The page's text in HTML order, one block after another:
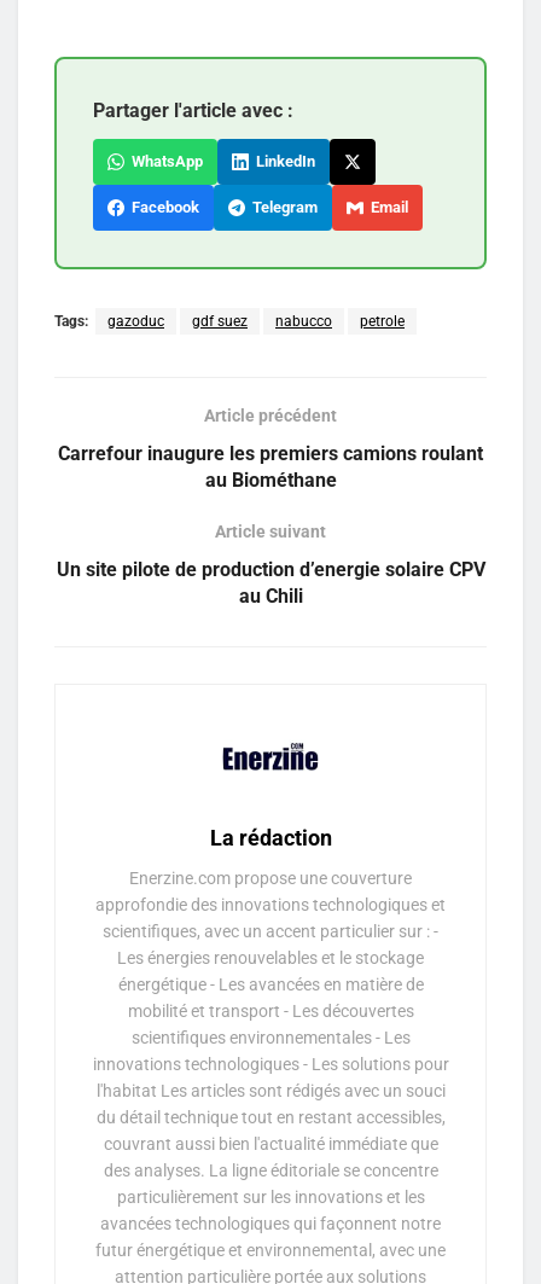
Partager l'article avec :
WhatsApp LinkedIn
Facebook Telegram Email
Tags: gazoduc gdf suez nabucco petrole
Article précédent
Carrefour inaugure les premiers camions roulant
au Biométhane
Article suivant
Un site pilote de production d’energie solaire CPV
au Chili
La rédaction
Enerzine.com propose une couverture
approfondie des innovations technologiques et
scientifiques, avec un accent particulier sur : -
Les énergies renouvelables et le stockage
énergétique - Les avancées en matière de
mobilité et transport - Les découvertes
scientifiques environnementales - Les
innovations technologiques - Les solutions pour
l'habitat Les articles sont rédigés avec un souci
du détail technique tout en restant accessibles,
couvrant aussi bien l'actualité immédiate que
des analyses. La ligne éditoriale se concentre
particulièrement sur les innovations et les
avancées technologiques qui façonnent notre
futur énergétique et environnemental, avec une
attention particulière portée aux solutions